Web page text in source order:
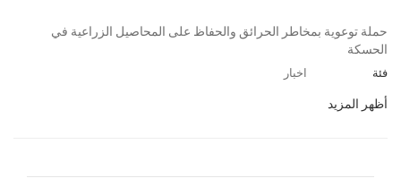
⁣حملة توعوية بمخاطر الحرائق والحفاظ على المحاصيل الزراعية في
الحسكة
فئة اخبار
أظهر المزيد